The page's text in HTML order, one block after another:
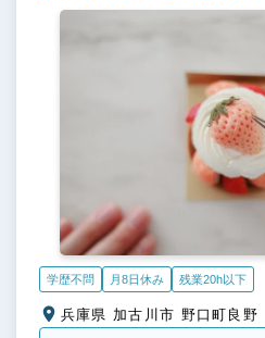
学歴不問 月8日休み 残業20h以下
兵庫県 加古川市 野口町良野